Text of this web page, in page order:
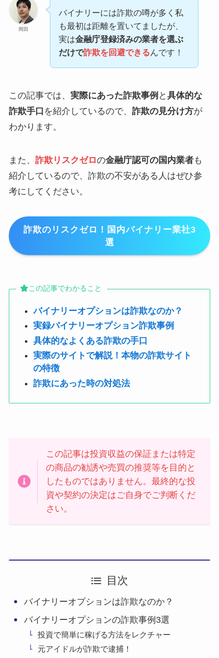
岡田
バイナリーには詐欺の噂が多く私
も最初は距離を置いてましたが、
実は金融庁登録済みの業者を選ぶ
だけで詐欺を回避できるんです！
この記事では、 実際にあった詐欺事例 と 具体的な
詐欺手口 を紹介しているので、 詐欺の見分け方が
わかります。
また、 詐欺リスクゼロの金融庁認可の国内業者も
紹介しているので、詐欺の不安がある人はぜひ参
考にしてください。
詐欺のリスクゼロ！国内バイナリー業社3
選
この記事でわかること
バイナリーオプションは詐欺なのか？
実録バイナリーオプション詐欺事例
具体的なよくある詐欺の手口
実際のサイトで解説！本物の詐欺サイト
の特徴
詐欺にあった時の対処法
この記事は投資収益の保証または特定
の商品の勧誘や売買の推奨等を目的と
したものではありません。最終的な投
資や契約の決定はご自身でご判断くだ
さい。
目次
バイナリーオプションは詐欺なのか？
バイナリーオプションの詐欺事例3選
投資で簡単に稼げる方法をレクチャー
元アイドルが詐欺で逮捕！